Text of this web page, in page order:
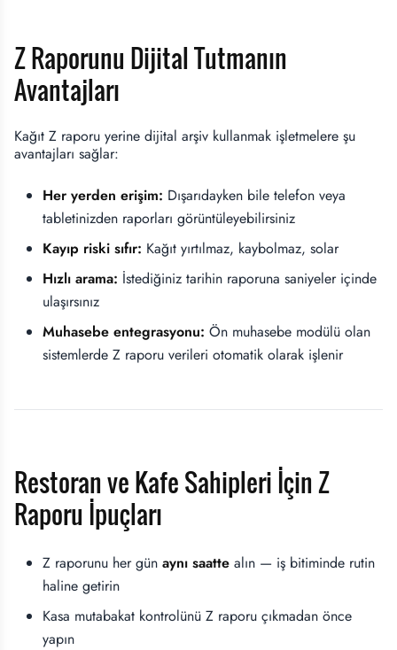
Z Raporunu Dijital Tutmanın
Avantajları
Kağıt Z raporu yerine dijital arşiv kullanmak işletmelere şu
avantajları sağlar:
Her yerden erişim: Dışarıdayken bile telefon veya
tabletinizden raporları görüntüleyebilirsiniz
Kayıp riski sıfır: Kağıt yırtılmaz, kaybolmaz, solar
Hızlı arama: İstediğiniz tarihin raporuna saniyeler içinde
ulaşırsınız
Muhasebe entegrasyonu: Ön muhasebe modülü olan
sistemlerde Z raporu verileri otomatik olarak işlenir
Restoran ve Kafe Sahipleri İçin Z
Raporu İpuçları
Z raporunu her gün aynı saatte alın — iş bitiminde rutin
haline getirin
Kasa mutabakat kontrolünü Z raporu çıkmadan önce
yapın